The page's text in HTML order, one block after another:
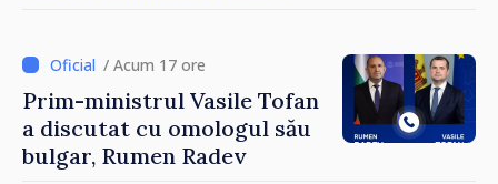
/ Acum 17 ore
Prim-ministrul Vasile Tofan
a discutat cu omologul său
bulgar, Rumen Radev